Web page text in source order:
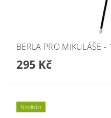
BERLA PRO MIKULÁŠE -
295 Kč
Novinka